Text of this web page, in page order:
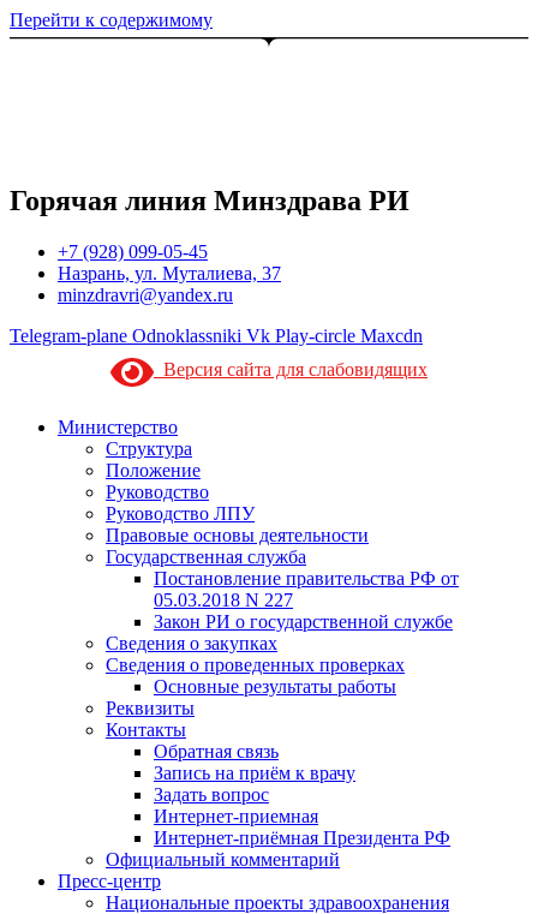
Перейти к содержимому
Горячая линия Минздрава РИ
+7 (928) 099-05-45
Назрань, ул. Муталиева, 37
minzdravri@yandex.ru
Telegram-plane Odnoklassniki Vk Play-circle Maxcdn
Версия сайта для слабовидящих
Министерство
Структура
Положение
Руководство
Руководство ЛПУ
Правовые основы деятельности
Государственная служба
Постановление правительства РФ от
05.03.2018 N 227
Закон РИ о государственной службе
Сведения о закупках
Сведения о проведенных проверках
Основные результаты работы
Реквизиты
Контакты
Обратная связь
Запись на приём к врачу
Задать вопрос
Интернет-приемная
Интернет-приёмная Президента РФ
Официальный комментарий
Пресс-центр
Национальные проекты здравоохранения